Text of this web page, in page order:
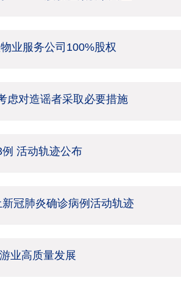
业服务公司100%股权
虑对造谣者采取必要措施
活动轨迹公布
冠肺炎确诊病例活动轨迹
业高质量发展